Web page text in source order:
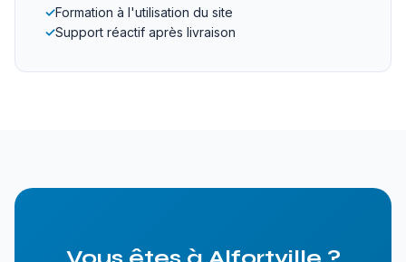
✓Formation à l'utilisation du site
✓Support réactif après livraison